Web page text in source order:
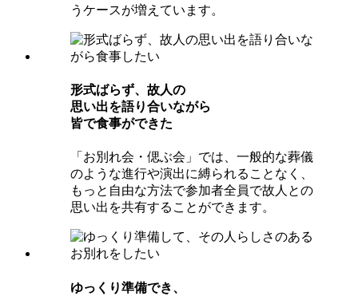
うケースが増えています。
形式ばらず、故⼈の
思い出を語り合いながら
皆で⾷事ができた
「お別れ会・偲ぶ会」では、一般的な葬儀
のような進行や演出に縛られることなく、
もっと自由な方法で参加者全員で故人との
思い出を共有することができます。
ゆっくり準備でき、